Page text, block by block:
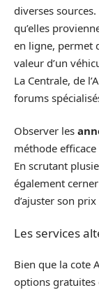
diverses
qu’elles
en ligne, permet
valeur d’un
La Centrale, de
forums
Observer les
méthode
En scrutant
également
d’ajuster son
Les services
Bien que la cote
options gratuites